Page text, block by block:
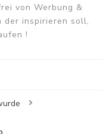
von Werbung &
der inspirieren soll,
!